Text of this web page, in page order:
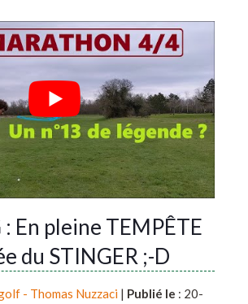
En pleine TEMPÊTE
du STINGER ;-D
- Thomas Nuzzaci | Publié le : 20-